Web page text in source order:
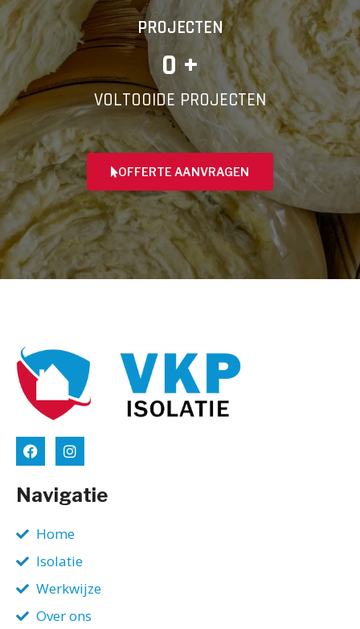
PROJECTEN
0 +
VOLTOOIDE PROJECTEN
OFFERTE AANVRAGEN
Navigatie
Home
Isolatie
Werkwijze
Over ons